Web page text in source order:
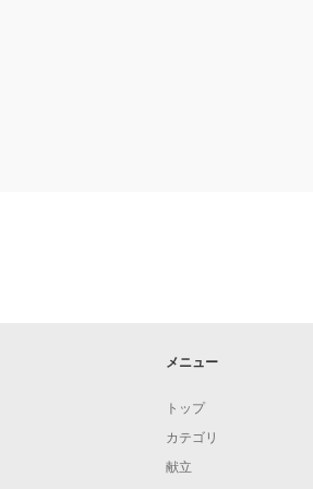
メニュー
トップ
カテゴリ
献立